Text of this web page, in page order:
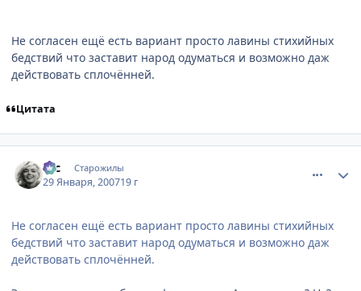
Не согласен ещё есть вариант просто лавины стихийных
бедствий что заставит народ одуматься и возможно даж
действовать сплочённей.
Цитата
asc Старожилы
29 Января, 200719 г
Не согласен ещё есть вариант просто лавины стихийных
бедствий что заставит народ одуматься и возможно даж
действовать сплочённей.